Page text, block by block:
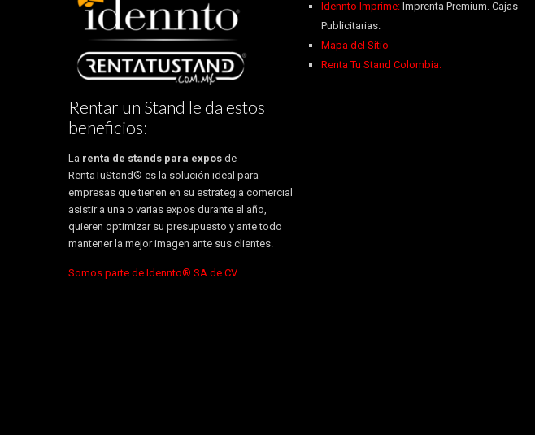
Rentar un Stand le da estos
beneficios:
La renta de stands para expos de
RentaTuStand® es la solución ideal para
empresas que tienen en su estrategia comercial
asistir a una o varias expos durante el año,
quieren optimizar su presupuesto y ante todo
mantener la mejor imagen ante sus clientes.
Somos parte de Idennto® SA de CV.
Idennto Imprime:Imprenta Premium. Cajas
Publicitarias.
Mapa del Sitio
Renta Tu Stand Colombia.